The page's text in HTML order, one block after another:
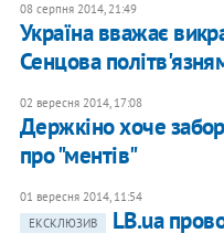
08 серпня 2014, 21:49
Україна вважає
Сенцова
02 вересня 2014, 17:08
Держкіно хоче
про "ментів"
01 вересня 2014, 11:54
ЕКСКЛЮЗИВ
LB.ua